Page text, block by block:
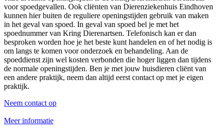
voor spoedgevallen. Ook cliënten van Dierenziekenhuis Eindhoven
kunnen hier buiten de reguliere openingstijden gebruik van maken
in het geval van spoed. In geval van spoed bel je met het
spoednummer van Kring Dierenartsen. Telefonisch kan er dan
besproken worden hoe je het beste kunt handelen en of het nodig is
om langs te komen voor onderzoek en behandeling. Aan de
spoeddienst zijn wel kosten verbonden die hoger liggen dan tijdens
de normale openingstijden. Ben je met jouw huisdieren cliënt van
een andere praktijk, neem dan altijd eerst contact op met je eigen
praktijk.
Neem contact op
Meer informatie